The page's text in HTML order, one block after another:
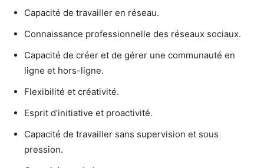
Capacité de travailler en réseau.
Connaissance professionnelle des réseaux sociaux.
Capacité de créer et de gérer une communauté en
ligne et hors-ligne.
Flexibilité et créativité.
Esprit d’initiative et proactivité.
Capacité de travailler sans supervision et sous
pression.